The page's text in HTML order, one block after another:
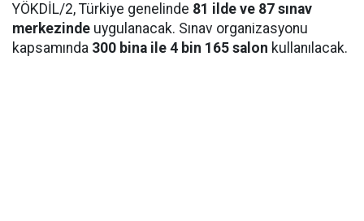
YÖKDİL/2, Türkiye genelinde 81 ilde ve 87 sınav
merkezinde uygulanacak. Sınav organizasyonu
kapsamında 300 bina ile 4 bin 165 salon kullanılacak.